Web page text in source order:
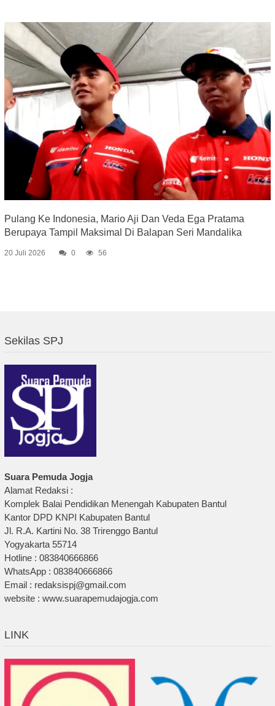
Pulang Ke Indonesia, Mario Aji Dan Veda Ega Pratama
Berupaya Tampil Maksimal Di Balapan Seri Mandalika
20 Juli 2026 0 56
Sekilas SPJ
Suara Pemuda Jogja
Alamat Redaksi :
Komplek Balai Pendidikan Menengah Kabupaten Bantul
Kantor DPD KNPI Kabupaten Bantul
Jl. R.A. Kartini No. 38 Trirenggo Bantul
Yogyakarta 55714
Hotline : 083840666866
WhatsApp : 083840666866
Email : redaksispj@gmail.com
website : www.suarapemudajogja.com
LINK